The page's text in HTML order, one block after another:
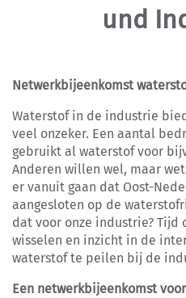
und
Netwerkbijeenkomst
Waterstof in de industrie
veel onzeker. Een aantal
gebruikt al waterstof voor
Anderen willen wel, maar
er vanuit gaan dat Oost-
aangesloten op de
dat voor onze industrie? Tijd
wisselen en inzicht in de
waterstof te peilen bij de
Een netwerkbijeenkomst